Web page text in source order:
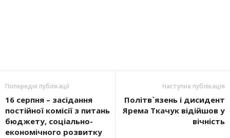
Попередні публікації
16 серпня – засідання
постійної комісії з питань
бюджету, соціально-
економічного розвитку
Наступна публікація
Політв`язень і дисидент
Ярема Ткачук відійшов у
вічність